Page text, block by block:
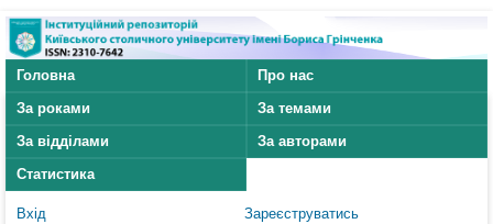
Головна
Про нас
За роками
За темами
За відділами
За авторами
Статистика
Вхід Зареєструватись